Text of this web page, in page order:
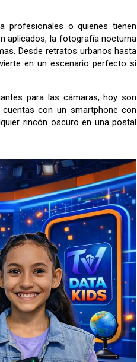
profesionales o quienes tienen
aplicados, la fotografía nocturna
Desde retratos urbanos hasta
en un escenario perfecto si
para las cámaras, hoy son
con un smartphone con
rincón oscuro en una postal